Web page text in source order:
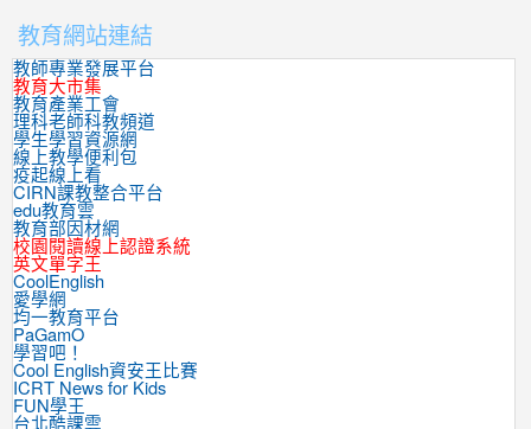
教育網站連結
教師專業發展平台
教育大市集
教育產業工會
理科老師科教頻道
學生學習資源網
線上教學便利包
疫起線上看
CIRN課教整合平台
edu教育雲
教育部因材網
校園閱讀線上認證系統
英文單字王
CoolEnglish
愛學網
均一教育平台
PaGamO
學習吧！
Cool English資安王比賽
ICRT News for Kids
FUN學王
台北酷課雲